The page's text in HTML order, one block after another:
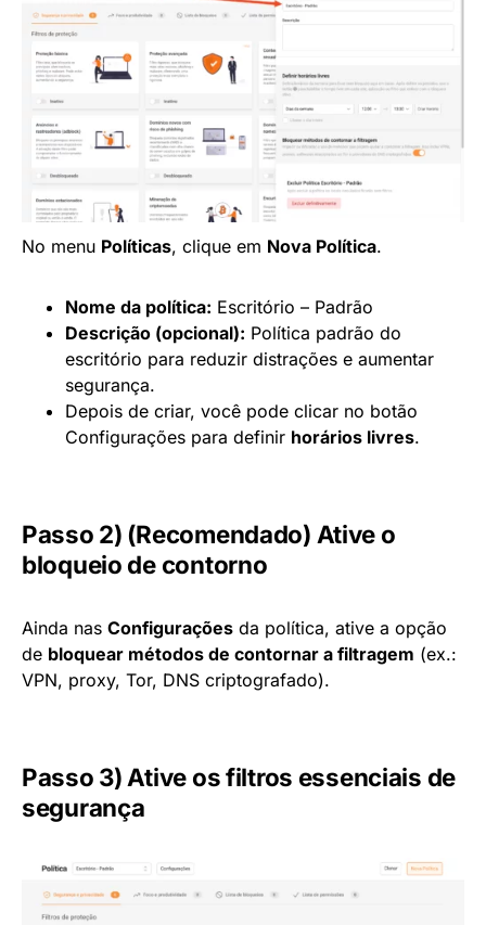
No menu Políticas, clique em Nova Política.
Nome da política: Escritório – Padrão
Descrição (opcional): Política padrão do
escritório para reduzir distrações e aumentar
segurança.
Depois de criar, você pode clicar no botão
Configurações para definir horários livres.
Passo 2) (Recomendado) Ative o
bloqueio de contorno
Ainda nas Configurações da política, ative a opção
de bloquear métodos de contornar a filtragem (ex.:
VPN, proxy, Tor, DNS criptografado).
Passo 3) Ative os filtros essenciais de
segurança